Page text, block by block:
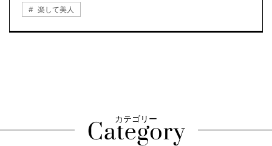
楽して美人
カテゴリー